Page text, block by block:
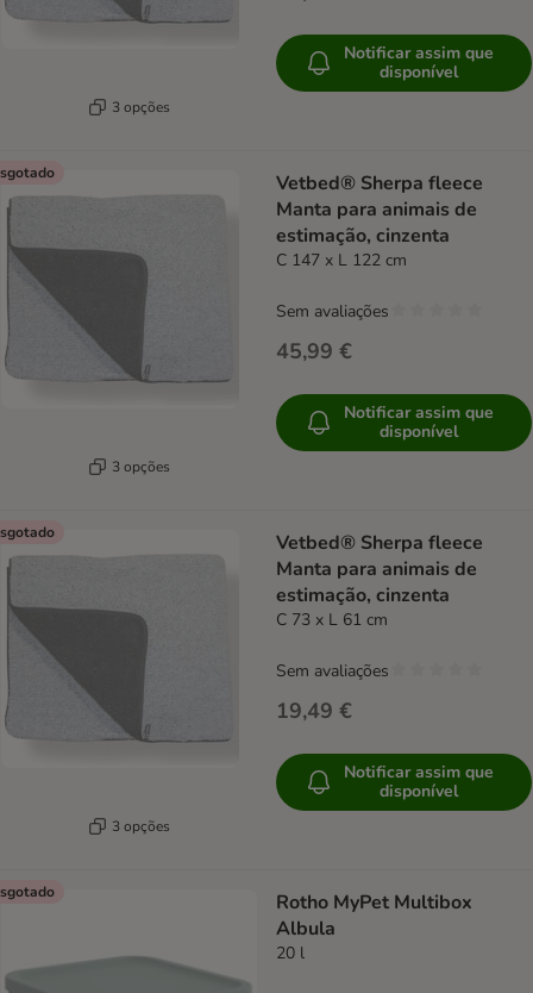
3 opções
Notificar assim que
disponível
3 opções
Vetbed® Sherpa fleece
Manta para animais de
estimação, cinzenta
C 147 x L 122 cm
45,99 €
Sem avaliações
Notificar assim que
disponível
3 opções
Vetbed® Sherpa fleece
Manta para animais de
estimação, cinzenta
C 73 x L 61 cm
19,49 €
Sem avaliações
Notificar assim que
disponível
Rotho MyPet Multibox
Albula
20 l